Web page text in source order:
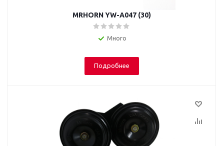
MRHORN YW-A047 (30)
Много
Подробнее